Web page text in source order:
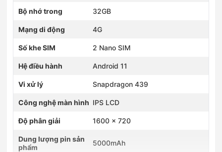
Bộ nhớ trong 32GB
Mạng di động 4G
Số khe SIM 2 Nano SIM
Hệ điều hành Android 11
Vi xử lý Snapdragon 439
Công nghệ màn hình IPS LCD
Độ phân giải 1600 x 720
Dung lượng pin sản
phẩm
5000mAh